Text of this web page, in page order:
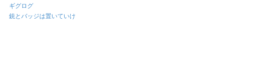
ギグログ
銃とバッジは置いていけ